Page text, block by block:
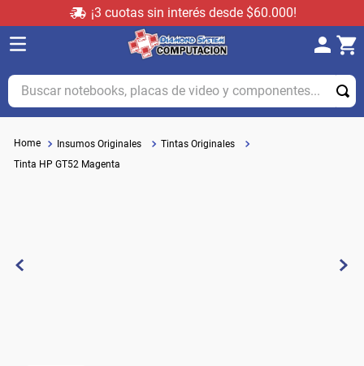
¡3 cuotas sin interés desde $60.000!
Buscar notebooks, placas de video y componentes...
Insumos Originales
Tintas Originales
Tinta HP GT52 Magenta